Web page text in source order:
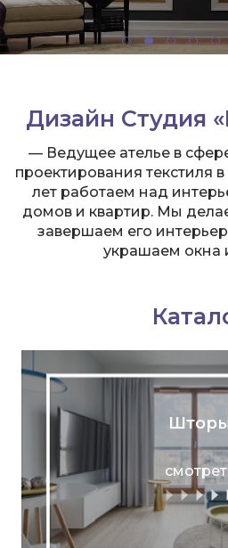
Дизайн Студия
— Ведущее ателье в
проектирования текстиля
лет работаем над
домов и квартир. Мы
завершаем его
украшаем окна